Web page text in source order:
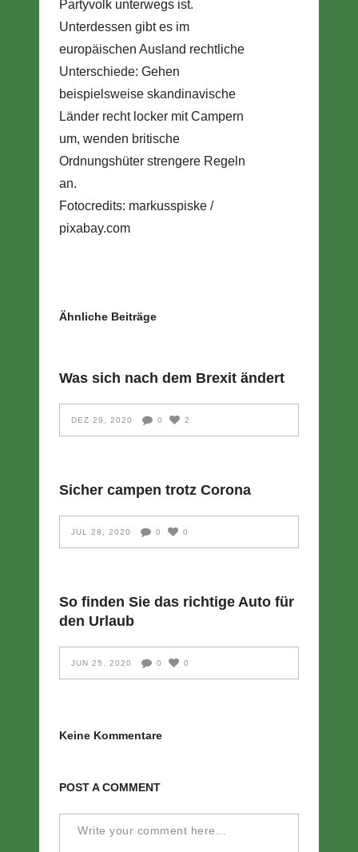
Partyvolk unterwegs ist.
Unterdessen gibt es im
europäischen Ausland rechtliche
Unterschiede: Gehen
beispielsweise skandinavische
Länder recht locker mit Campern
um, wenden britische
Ordnungshüter strengere Regeln
an.
Fotocredits: markusspiske /
pixabay.com
Ähnliche Beiträge
Was sich nach dem Brexit ändert
DEZ 29, 2020 0 2
Sicher campen trotz Corona
JUL 28, 2020 0 0
So finden Sie das richtige Auto für
den Urlaub
JUN 25, 2020 0 0
Keine Kommentare
POST A COMMENT